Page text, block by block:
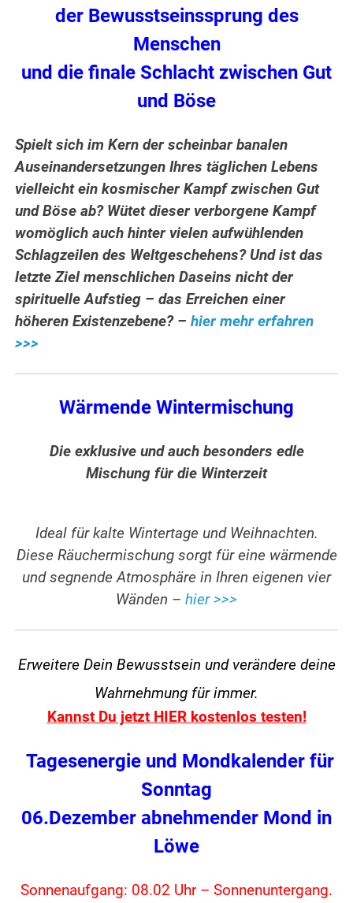
der Bewusstseinssprung des
Menschen
und die finale Schlacht zwischen Gut
und Böse
Spielt sich im Kern der scheinbar banalen
Auseinandersetzungen Ihres täglichen Lebens
vielleicht ein kosmischer Kampf zwischen Gut
und Böse ab? Wütet dieser verborgene Kampf
womöglich auch hinter vielen aufwühlenden
Schlagzeilen des Weltgeschehens? Und ist das
letzte Ziel menschlichen Daseins nicht der
spirituelle Aufstieg – das Erreichen einer
höheren Existenzebene? –hier mehr erfahren
>>>
Wärmende Wintermischung
Die exklusive und auch besonders edle
Mischung für die Winterzeit
Ideal für kalte Wintertage und Weihnachten.
Diese Räuchermischung sorgt für eine wärmende
und segnende Atmosphäre in Ihren eigenen vier
Wänden – hier >>>
Erweitere Dein Bewusstsein und verändere deine
Wahrnehmung für immer.
Kannst Du jetzt HIER kostenlos testen!
Tagesenergie und Mondkalender für
Sonntag
06.Dezember abnehmender Mond in
Löwe
Sonnenaufgang: 08.02 Uhr – Sonnenuntergang.